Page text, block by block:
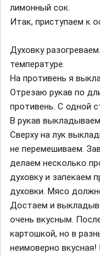
лимонный сок.
Итак, приступаем к
Духовку
температуре.
На противень я
Отрезаю рукав по
противень. С одной
В рукав
Сверху на лук
не перемешиваем.
делаем несколько
духовку и запекаем
духовки. Мясо
Достаем и
очень вкусным.
картошкой, но в
неимоверно